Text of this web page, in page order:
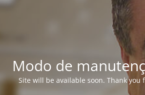
Modo de
Site will be available soon. Thank you